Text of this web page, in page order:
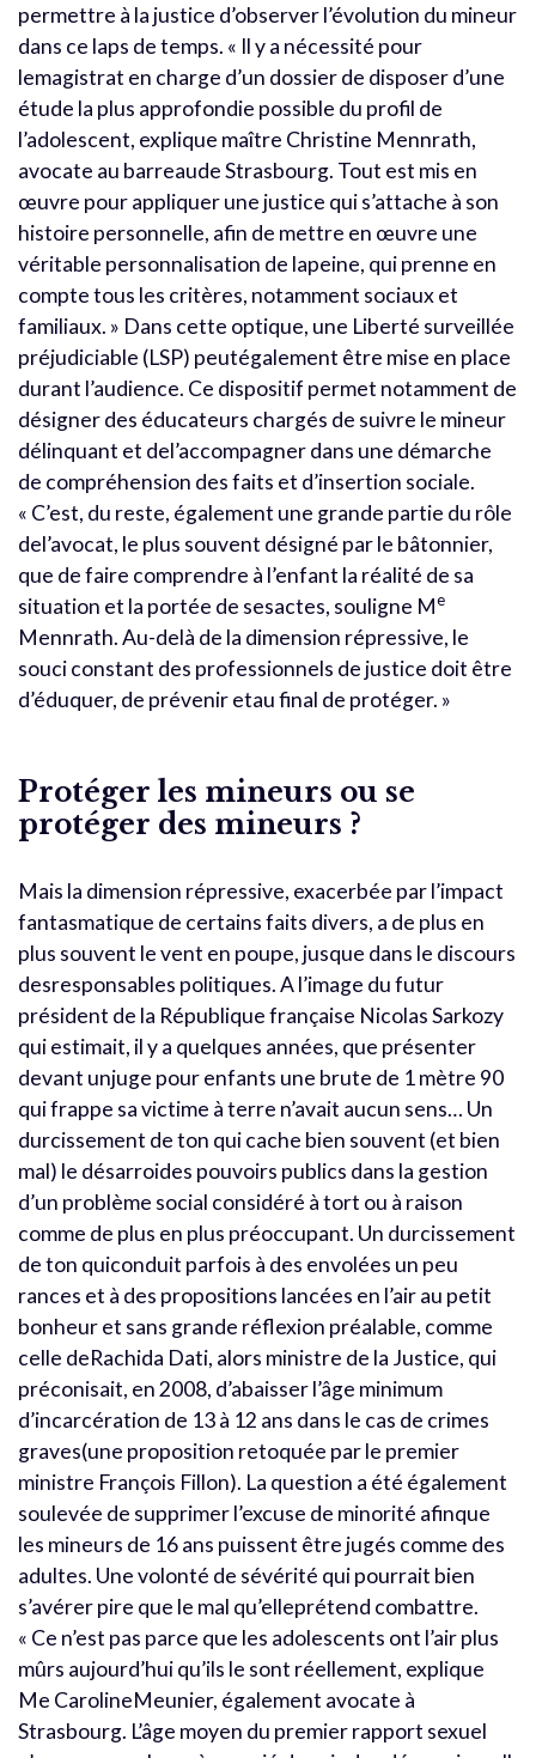
permettre à la justice d’observer l’évolution du mineur
dans ce laps de temps. « Il y a nécessité pour
lemagistrat en charge d’un dossier de disposer d’une
étude la plus approfondie possible du profil de
l’adolescent, explique maître Christine Mennrath,
avocate au barreaude Strasbourg. Tout est mis en
œuvre pour appliquer une justice qui s’attache à son
histoire personnelle, afin de mettre en œuvre une
véritable personnalisation de lapeine, qui prenne en
compte tous les critères, notamment sociaux et
familiaux. » Dans cette optique, une Liberté surveillée
préjudiciable (LSP) peutégalement être mise en place
durant l’audience. Ce dispositif permet notamment de
désigner des éducateurs chargés de suivre le mineur
délinquant et del’accompagner dans une démarche
de compréhension des faits et d’insertion sociale.
« C’est, du reste, également une grande partie du rôle
del’avocat, le plus souvent désigné par le bâtonnier,
que de faire comprendre à l’enfant la réalité de sa
situation et la portée de sesactes, souligne Me
Mennrath. Au-delà de la dimension répressive, le
souci constant des professionnels de justice doit être
d’éduquer, de prévenir etau final de protéger. »
Protéger les mineurs ou se
protéger des mineurs ?
Mais la dimension répressive, exacerbée par l’impact
fantasmatique de certains faits divers, a de plus en
plus souvent le vent en poupe, jusque dans le discours
desresponsables politiques. A l’image du futur
président de la République française Nicolas Sarkozy
qui estimait, il y a quelques années, que présenter
devant unjuge pour enfants une brute de 1 mètre 90
qui frappe sa victime à terre n’avait aucun sens… Un
durcissement de ton qui cache bien souvent (et bien
mal) le désarroides pouvoirs publics dans la gestion
d’un problème social considéré à tort ou à raison
comme de plus en plus préoccupant. Un durcissement
de ton quiconduit parfois à des envolées un peu
rances et à des propositions lancées en l’air au petit
bonheur et sans grande réflexion préalable, comme
celle deRachida Dati, alors ministre de la Justice, qui
préconisait, en 2008, d’abaisser l’âge minimum
d’incarcération de 13 à 12 ans dans le cas de crimes
graves(une proposition retoquée par le premier
ministre François Fillon). La question a été également
soulevée de supprimer l’excuse de minorité afinque
les mineurs de 16 ans puissent être jugés comme des
adultes. Une volonté de sévérité qui pourrait bien
s’avérer pire que le mal qu’elleprétend combattre.
« Ce n’est pas parce que les adolescents ont l’air plus
mûrs aujourd’hui qu’ils le sont réellement, explique
Me CarolineMeunier, également avocate à
Strasbourg. L’âge moyen du premier rapport sexuel